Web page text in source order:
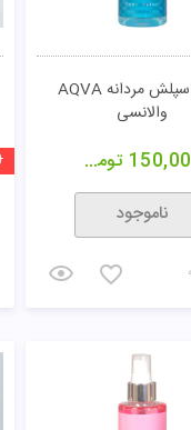
بادی اسپلش مردانه AQVA
والانسی
تومان
ناموجود